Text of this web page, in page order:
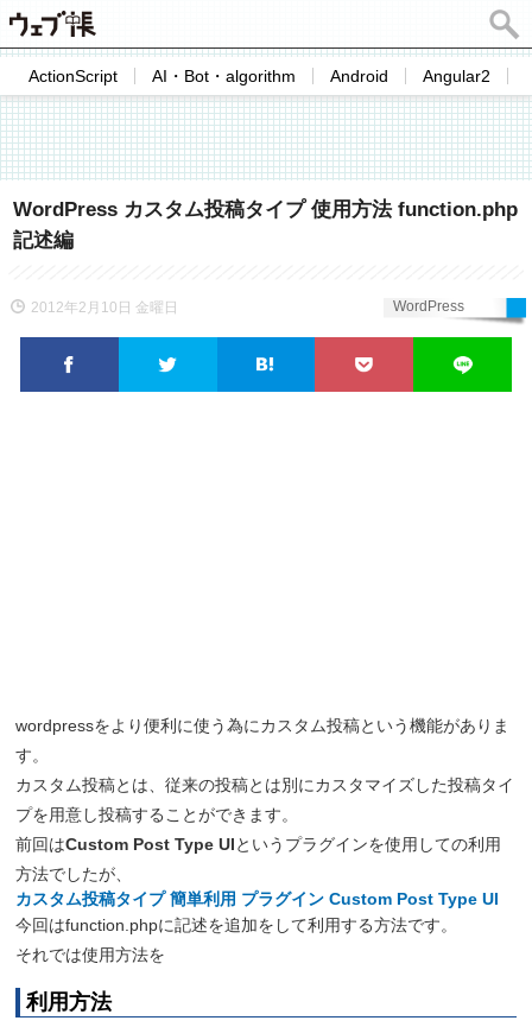
ActionScript AI・Bot・algorithm Android Angular2
WordPress カスタム投稿タイプ 使用方法 function.php
記述編
2012年2月10日 金曜日 WordPress
wordpressをより便利に使う為にカスタム投稿という機能がありま
す。
カスタム投稿とは、従来の投稿とは別にカスタマイズした投稿タイ
プを用意し投稿することができます。
前回はCustom Post Type UIというプラグインを使用しての利用
方法でしたが、
カスタム投稿タイプ 簡単利用 プラグイン Custom Post Type UI
今回はfunction.phpに記述を追加をして利用する方法です。
それでは使用方法を
利用方法